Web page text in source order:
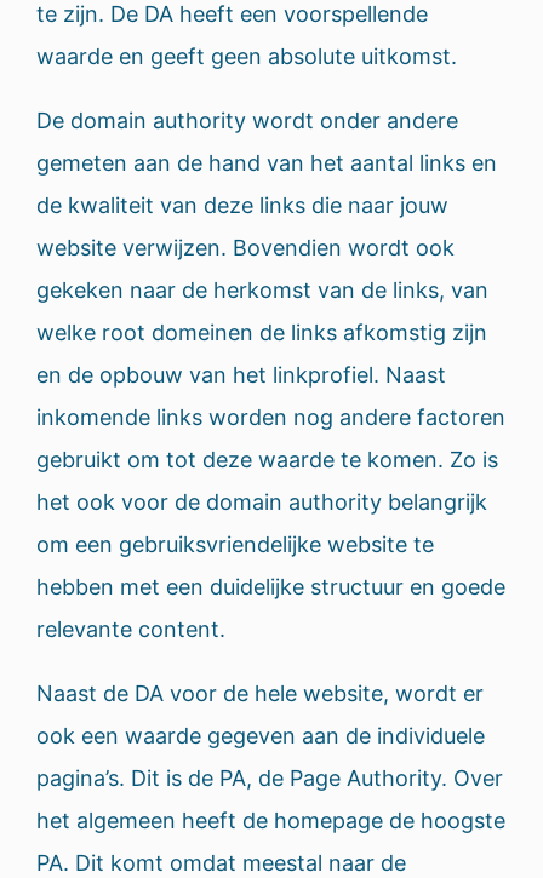
te zijn. De DA heeft een voorspellende
waarde en geeft geen absolute uitkomst.
De domain authority wordt onder andere
gemeten aan de hand van het aantal links en
de kwaliteit van deze links die naar jouw
website verwijzen. Bovendien wordt ook
gekeken naar de herkomst van de links, van
welke root domeinen de links afkomstig zijn
en de opbouw van het linkprofiel. Naast
inkomende links worden nog andere factoren
gebruikt om tot deze waarde te komen. Zo is
het ook voor de domain authority belangrijk
om een gebruiksvriendelijke website te
hebben met een duidelijke structuur en goede
relevante content.
Naast de DA voor de hele website, wordt er
ook een waarde gegeven aan de individuele
pagina’s. Dit is de PA, de Page Authority. Over
het algemeen heeft de homepage de hoogste
PA. Dit komt omdat meestal naar de